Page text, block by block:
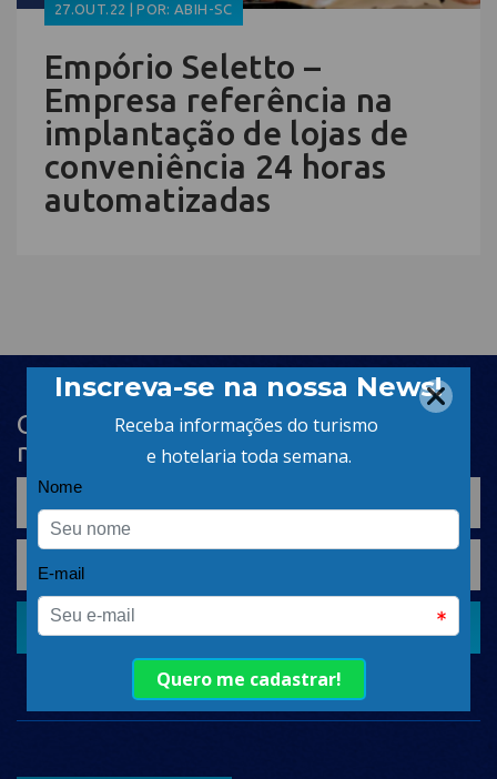
27.OUT.22 | POR: ABIH-SC
Empório Seletto –
Empresa referência na
implantação de lojas de
conveniência 24 horas
automatizadas
Cadastre-se na newsletter e receba
nosso conteúdo em seu e-mail